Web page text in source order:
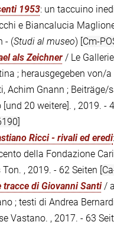
1953: un taccuino
e Biancalucia
- (Studi al museo) [Cm-
als Zeichner / Le
; herausgegeben von/
Achim Gnann ; Beiträge/
[und 20 weitere]. , 2019. -
Ricci - rivali ed eredi
della Fondazione
Ton. , 2019. - 62 Seiten
tracce di Giovanni Santi/
; testi di Andrea
Vastano. , 2017. - 63